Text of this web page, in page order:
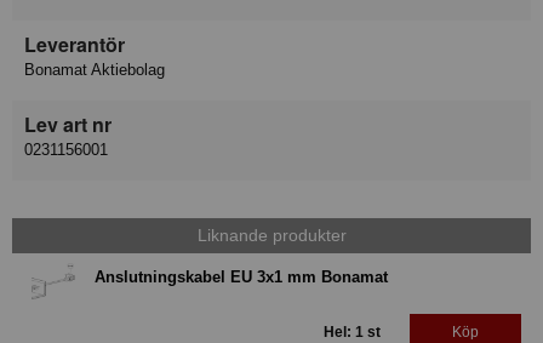
Leverantör
Bonamat Aktiebolag
Lev art nr
0231156001
Liknande produkter
Anslutningskabel EU 3x1 mm Bonamat
Hel: 1 st Köp